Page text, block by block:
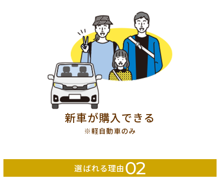
新車が購入できる
※軽自動車のみ
選ばれる理由 02